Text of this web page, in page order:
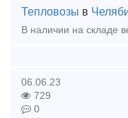
Тепловозы в
06.06.23
729
0